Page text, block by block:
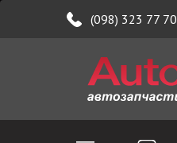
(098) 323 77 70